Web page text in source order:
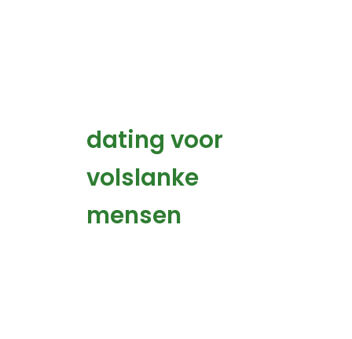
dating voor
volslanke
mensen